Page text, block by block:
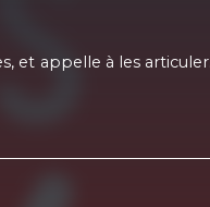
et appelle à les